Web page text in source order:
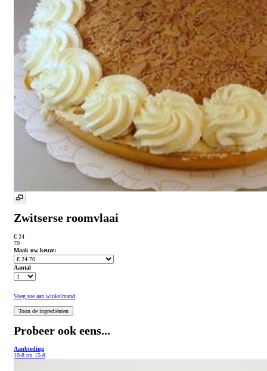
Zwitserse roomvlaai
€ 24
70
Maak uw keuze:
Aantal
Voeg toe aan winkelmand
Probeer ook eens...
Aanbieding
10-8 tm 15-8